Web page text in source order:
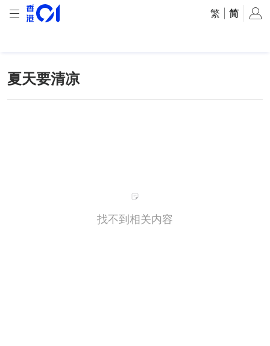
繁 简
夏天要清凉
找不到相关内容